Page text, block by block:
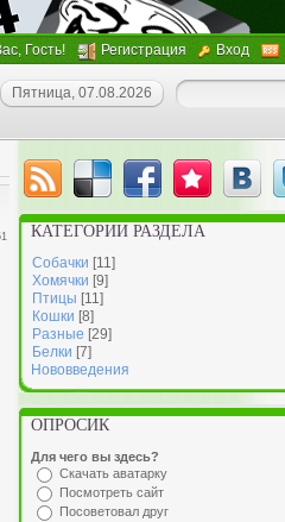
, Гость! Регистрация Вход
Пятница, 07.08.2026
КАТЕГОРИИ РАЗДЕЛА
Собачки [11]
Хомячки [9]
Птицы [11]
Кошки [8]
Разные [29]
Белки [7]
Нововведения
ОПРОСИК
Для чего вы здесь?
Скачать аватарку
Посмотреть сайт
Посоветовал друг